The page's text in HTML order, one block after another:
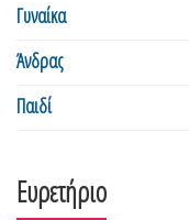
Γυναίκα
Άνδρας
Παιδί
Ευρετήριο